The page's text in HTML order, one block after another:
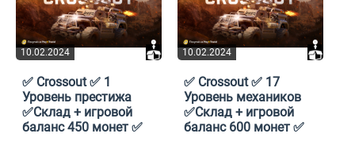
10.02.2024
✅ Crossout ✅ 1
Уровень престижа
✅Склад + игровой
баланс 450 монет ✅
10.02.2024
✅ Crossout ✅ 17
Уровень механиков
✅Склад + игровой
баланс 600 монет ✅